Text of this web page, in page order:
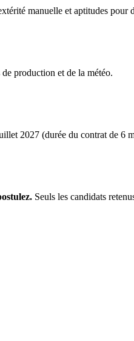
manuelle et aptitudes
production et de la météo.
2027 (durée du contrat de 6
Seuls les candidats